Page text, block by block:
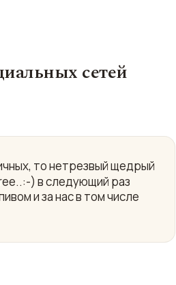
сетей
то нетрезвый щедрый
) в следующий раз
и за нас в том числе